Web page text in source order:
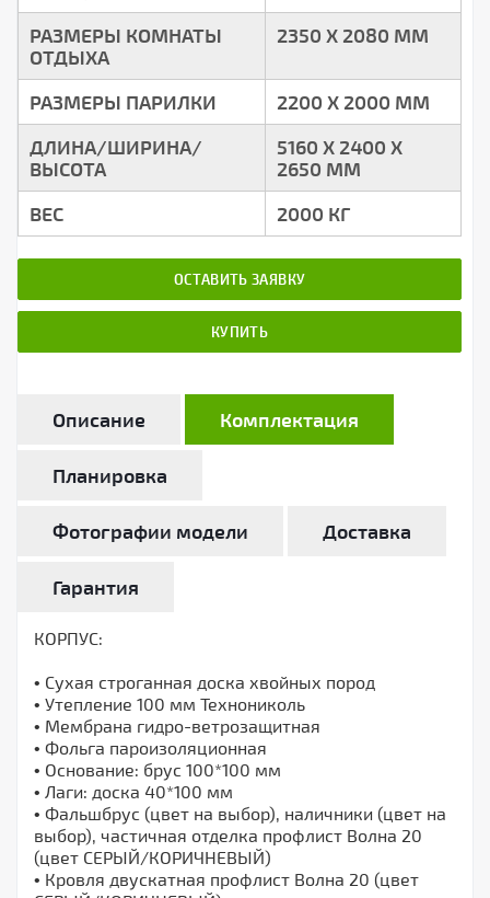
РАЗМЕРЫ КОМНАТЫ
ОТДЫХА
2350 Х 2080 ММ
РАЗМЕРЫ ПАРИЛКИ
2200 Х 2000 ММ
ДЛИНА/ШИРИНА/
ВЫСОТА
5160 Х 2400 Х
2650 ММ
ВЕС
2000 КГ
ОСТАВИТЬ ЗАЯВКУ
КУПИТЬ
Описание Комплектация
Планировка
Фотографии модели Доставка
Гарантия
КОРПУС:
• Сухая строганная доска хвойных пород
• Утепление 100 мм Технониколь
• Мембрана гидро-ветрозащитная
• Фольга пароизоляционная
• Основание: брус 100*100 мм
• Лаги: доска 40*100 мм
• Фальшбрус (цвет на выбор), наличники (цвет на
выбор), частичная отделка профлист Волна 20
(цвет СЕРЫЙ/КОРИЧНЕВЫЙ)
• Кровля двускатная профлист Волна 20 (цвет